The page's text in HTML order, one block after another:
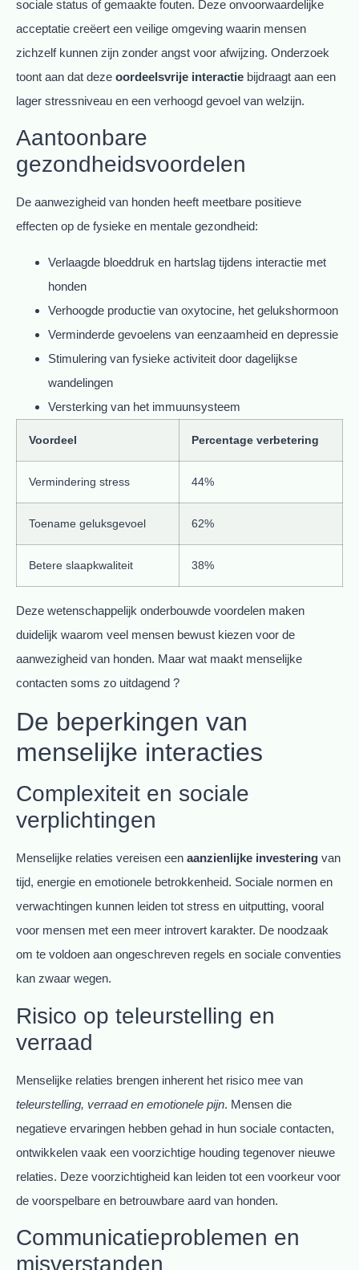
sociale status of gemaakte fouten. Deze onvoorwaardelijke
acceptatie creëert een veilige omgeving waarin mensen
zichzelf kunnen zijn zonder angst voor afwijzing. Onderzoek
toont aan dat deze oordeelsvrije interactie bijdraagt aan een
lager stressniveau en een verhoogd gevoel van welzijn.
Aantoonbare
gezondheidsvoordelen
De aanwezigheid van honden heeft meetbare positieve
effecten op de fysieke en mentale gezondheid:
Verlaagde bloeddruk en hartslag tijdens interactie met
honden
Verhoogde productie van oxytocine, het gelukshormoon
Verminderde gevoelens van eenzaamheid en depressie
Stimulering van fysieke activiteit door dagelijkse
wandelingen
Versterking van het immuunsysteem
Voordeel Percentage verbetering
Vermindering stress 44%
Toename geluksgevoel 62%
Betere slaapkwaliteit 38%
Deze wetenschappelijk onderbouwde voordelen maken
duidelijk waarom veel mensen bewust kiezen voor de
aanwezigheid van honden. Maar wat maakt menselijke
contacten soms zo uitdagend ?
De beperkingen van
menselijke interacties
Complexiteit en sociale
verplichtingen
Menselijke relaties vereisen een aanzienlijke investering van
tijd, energie en emotionele betrokkenheid. Sociale normen en
verwachtingen kunnen leiden tot stress en uitputting, vooral
voor mensen met een meer introvert karakter. De noodzaak
om te voldoen aan ongeschreven regels en sociale conventies
kan zwaar wegen.
Risico op teleurstelling en
verraad
Menselijke relaties brengen inherent het risico mee van
teleurstelling, verraad en emotionele pijn. Mensen die
negatieve ervaringen hebben gehad in hun sociale contacten,
ontwikkelen vaak een voorzichtige houding tegenover nieuwe
relaties. Deze voorzichtigheid kan leiden tot een voorkeur voor
de voorspelbare en betrouwbare aard van honden.
Communicatieproblemen en
misverstanden